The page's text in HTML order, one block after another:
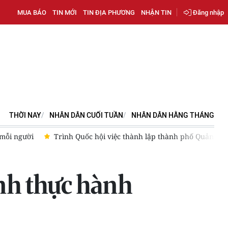
MUA BÁO TIN MỚI TIN ĐỊA PHƯƠNG NHẬN TIN Đăng nhập
THỜI NAY NHÂN DÂN CUỐI TUẦN NHÂN DÂN HẰNG THÁNG
người Trình Quốc hội việc thành lập thành phố Quảng
thực hành